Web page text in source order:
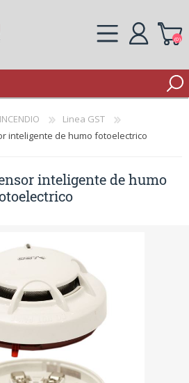
(0)
INCENDIO
Linea GST
inteligente de humo fotoelectrico
inteligente de humo